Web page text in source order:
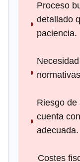
Proceso
detallado
paciencia.
Riesgo de
cuenta
adecuada.
Costes